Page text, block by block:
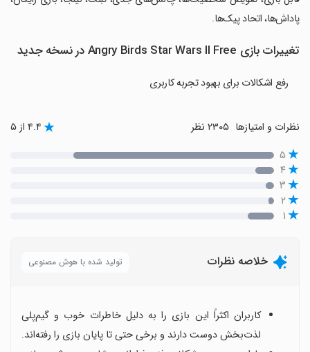
پاداش‌ها، اتحاد پیک‌ها.
تغییرات بازی Angry Birds Star Wars II Free در نسخه جدید
رفع اشکالات برای بهبود تجربه کاربری
نظرات و امتیازها ۴.۴ از ۵
۵
۴
۳
۲
۱
خلاصه نظرات تولید شده با هوش مصنوعی
کاربران اکثراً این بازی را به دلیل خاطرات خوب و گیم‌پلی
لذت‌بخش دوست دارند و برخی حتی تا پایان بازی را رفته‌اند.